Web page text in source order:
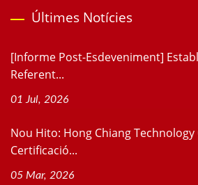
Últimes Notícies
[Informe Post-Esdeveniment]
Referent...
01 Jul, 2026
Nou Hito: Hong Chiang Technology
Certificació...
05 Mar, 2026